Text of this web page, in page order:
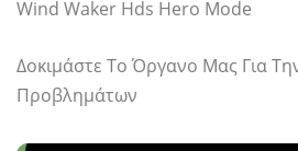
Wind Waker Hds Hero Mode
Δοκιμάστε Το Όργανο Μας Για
Προβλημάτων